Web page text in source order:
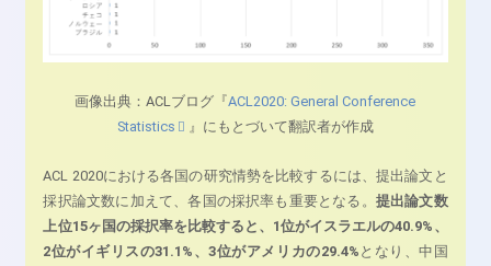
画像出典：ACLブログ『ACL2020: General Conference
Statistics
』にもとづいて翻訳者が作成
ACL 2020における各国の研究情勢を比較するには、提出論文と
採択論文数に加えて、各国の採択率も重要となる。 提出論文数
上位15ヶ国の採択率を比較すると、1位がイスラエルの40.9%、
2位がイギリスの31.1%、3位がアメリカの29.4% となり、中国